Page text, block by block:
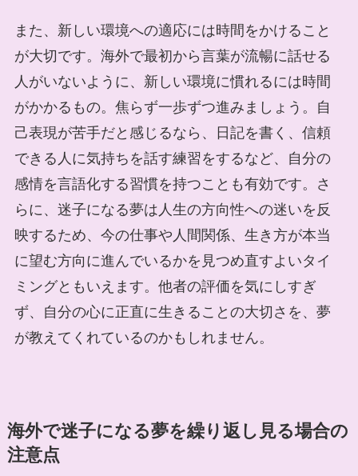
また、新しい環境への適応には時間をかけること
が大切です。海外で最初から言葉が流暢に話せる
人がいないように、新しい環境に慣れるには時間
がかかるもの。焦らず一歩ずつ進みましょう。自
己表現が苦手だと感じるなら、日記を書く、信頼
できる人に気持ちを話す練習をするなど、自分の
感情を言語化する習慣を持つことも有効です。さ
らに、迷子になる夢は人生の方向性への迷いを反
映するため、今の仕事や人間関係、生き方が本当
に望む方向に進んでいるかを見つめ直すよいタイ
ミングともいえます。他者の評価を気にしすぎ
ず、自分の心に正直に生きることの大切さを、夢
が教えてくれているのかもしれません。
海外で迷子になる夢を繰り返し見る場合の
注意点